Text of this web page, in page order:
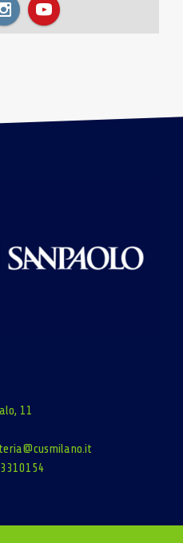
11